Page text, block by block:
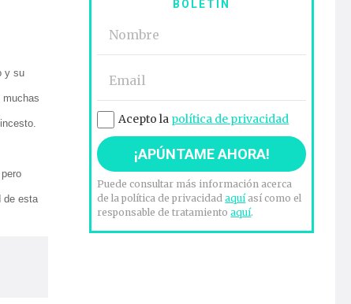
y su
de esta
BOLETÍN
Acepto la política de privacidad
Puede consultar más información acerca
de la política de privacidadaquíasí como el
responsable de tratamientoaquí.